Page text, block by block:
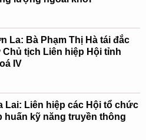
La: Bà Phạm Thị Hà tái đắc
Chủ tịch Liên hiệp Hội tỉnh
IV
Lai: Liên hiệp các Hội tổ chức
huấn kỹ năng truyền thông